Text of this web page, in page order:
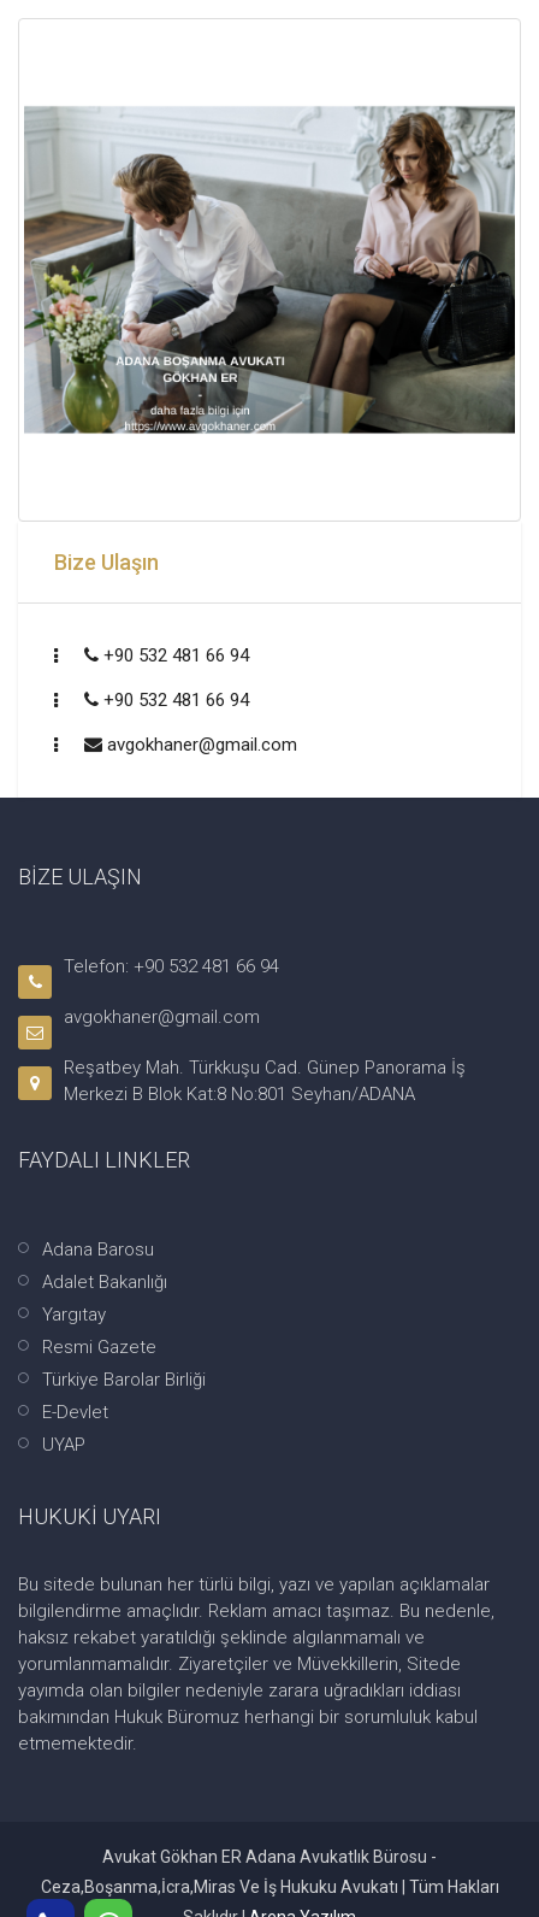
Bize Ulaşın
+90 532 481 66 94
+90 532 481 66 94
avgokhaner@gmail.com
BİZE ULAŞIN
Telefon: +90 532 481 66 94
avgokhaner@gmail.com
Reşatbey Mah. Türkkuşu Cad. Günep Panorama İş
Merkezi B Blok Kat:8 No:801 Seyhan/ADANA
FAYDALI LINKLER
Adana Barosu
Adalet Bakanlığı
Yargıtay
Resmi Gazete
Türkiye Barolar Birliği
E-Devlet
UYAP
HUKUKİ UYARI
Bu sitede bulunan her türlü bilgi, yazı ve yapılan açıklamalar
bilgilendirme amaçlıdır. Reklam amacı taşımaz. Bu nedenle,
haksız rekabet yaratıldığı şeklinde algılanmamalı ve
yorumlanmamalıdır. Ziyaretçiler ve Müvekkillerin, Sitede
yayımda olan bilgiler nedeniyle zarara uğradıkları iddiası
bakımından Hukuk Büromuz herhangi bir sorumluluk kabul
etmemektedir.
Avukat Gökhan ER Adana Avukatlık Bürosu -
Ceza,Boşanma,İcra,Miras Ve İş Hukuku Avukatı | Tüm Hakları